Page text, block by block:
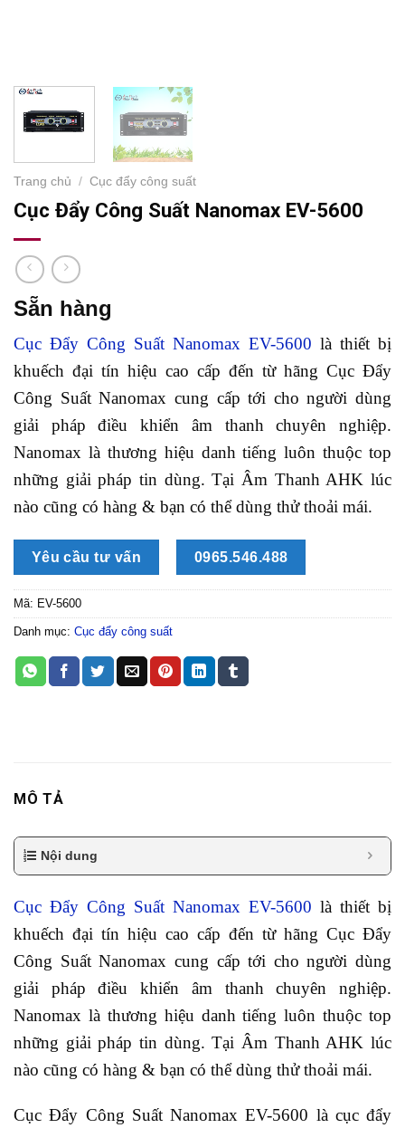
Trang chủ / Cục đẩy công suất
Cục Đẩy Công Suất Nanomax EV-5600
Sẵn hàng
Cục Đẩy Công Suất Nanomax EV-5600 là thiết bị
khuếch đại tín hiệu cao cấp đến từ hãng Cục Đẩy
Công Suất Nanomax cung cấp tới cho người dùng
giải pháp điều khiển âm thanh chuyên nghiệp.
Nanomax là thương hiệu danh tiếng luôn thuộc top
những giải pháp tin dùng. Tại Âm Thanh AHK lúc
nào cũng có hàng & bạn có thể dùng thử thoải mái.
Yêu cầu tư vấn 0965.546.488
Mã: EV-5600
Danh mục: Cục đẩy công suất
MÔ TẢ
Nội dung
Cục Đẩy Công Suất Nanomax EV-5600 là thiết bị
khuếch đại tín hiệu cao cấp đến từ hãng Cục Đẩy
Công Suất Nanomax cung cấp tới cho người dùng
giải pháp điều khiển âm thanh chuyên nghiệp.
Nanomax là thương hiệu danh tiếng luôn thuộc top
những giải pháp tin dùng. Tại Âm Thanh AHK lúc
nào cũng có hàng & bạn có thể dùng thử thoải mái.
Cục Đẩy Công Suất Nanomax EV-5600 là cục đẩy